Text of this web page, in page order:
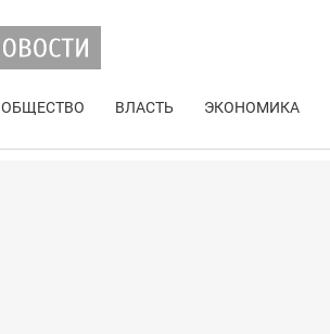
ОБЩЕСТВО ВЛАСТЬ ЭКОНОМИКА